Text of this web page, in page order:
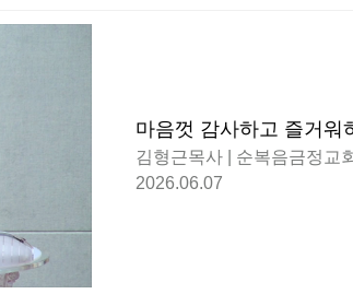
마음껏 감사하고 즐거워
김형근목사 | 순복음금정교회
2026.06.07